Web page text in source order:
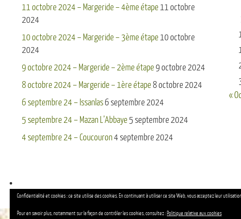
11 octobre 2024 – Margeride – 4ème étape 11 octobre
2024
10 octobre 2024 – Margeride – 3ème étape 10 octobre
2024
9 octobre 2024 – Margeride – 2ème étape 9 octobre 2024
8 octobre 2024 – Margeride – 1ère étape 8 octobre 2024
6 septembre 24 – Issanlas6 septembre 2024
5 septembre 24 – Mazan L’Abbaye 5 septembre 2024
4 septembre 24 – Coucouron 4 septembre 2024
«
Confidentialité et cookies : ce site utilise des cookies. En continuant à utiliser ce site Web, vous acceptez leur
Pour en savoir plus, notamment sur la façon de contrôler les cookies, consultez : Politique relative aux cookies